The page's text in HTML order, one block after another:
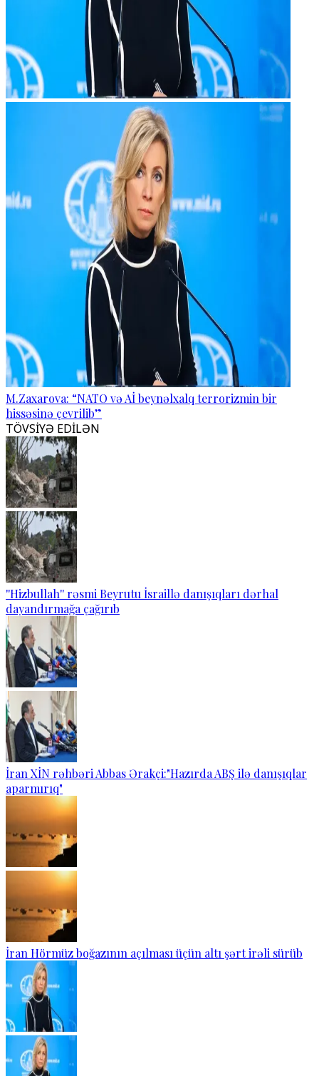
M.Zaxarova: “NATO və Aİ beynəlxalq terrorizmin bir
hissəsinə çevrilib”
TÖVSİYƏ EDİLƏN
''Hizbullah'' rəsmi Beyrutu İsraillə danışıqları dərhal
dayandırmağa çağırıb
İran XİN rəhbəri Abbas Ərakçi:"Hazırda ABŞ ilə danışıqlar
aparmırıq"
İran Hörmüz boğazının açılması üçün altı şərt irəli sürüb